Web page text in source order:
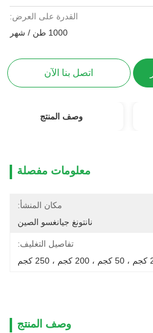
القدرة على العرض:
1000 طن / شهر
اتصل بنا الآن
وصف المنتج
معلومات مفصلة
مكان المنشأ:
نانتونغ جيانغسو الصين
تفاصيل التغليف:
وصف المنتج